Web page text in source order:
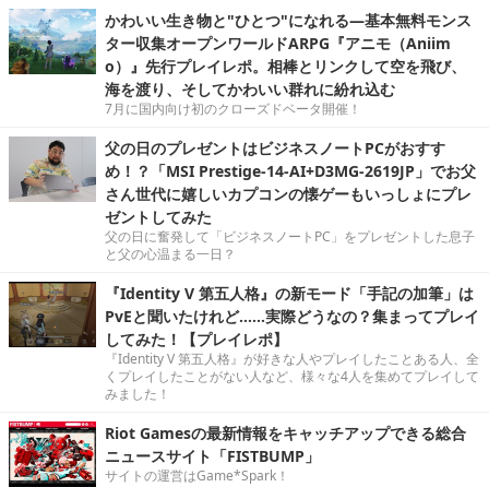
かわいい生き物と"ひとつ"になれる―基本無料モンス
ター収集オープンワールドARPG『アニモ（Aniim
o）』先行プレイレポ。相棒とリンクして空を飛び、
海を渡り、そしてかわいい群れに紛れ込む
7月に国内向け初のクローズドベータ開催！
父の日のプレゼントはビジネスノートPCがおすす
め！？「MSI Prestige-14-AI+D3MG-2619JP」でお父
さん世代に嬉しいカプコンの懐ゲーもいっしょにプレ
ゼントしてみた
父の日に奮発して「ビジネスノートPC」をプレゼントした息子
と父の心温まる一日？
『Identity V 第五人格』の新モード「手記の加筆」は
PvEと聞いたけれど……実際どうなの？集まってプレイ
してみた！【プレイレポ】
『Identity V 第五人格』が好きな人やプレイしたことある人、全
くプレイしたことがない人など、様々な4人を集めてプレイして
みました！
Riot Gamesの最新情報をキャッチアップできる総合
ニュースサイト「FISTBUMP」
サイトの運営はGame*Spark！